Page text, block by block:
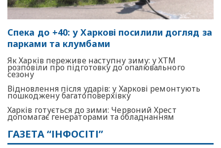
Спека до +40: у Харкові посилили догляд за
парками та клумбами
Як Харків переживе наступну зиму: у ХТМ
розповіли про підготовку до опалювального
сезону
Відновлення після ударів: у Харкові ремонтують
пошкоджену багатоповерхівку
Харків готується до зими: Червоний Хрест
допомагає генераторами та обладнанням
ГАЗЕТА “ІНФОСІТІ”